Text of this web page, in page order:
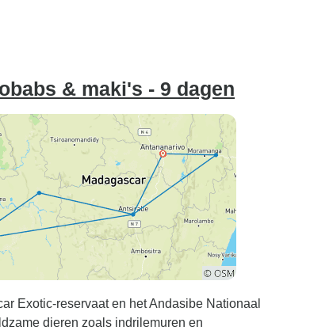
& maki's - 9 dagen
Exotic-reservaat en het Andasibe Nationaal
dieren zoals indrilemuren en